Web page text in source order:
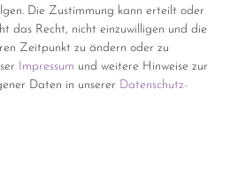
Die Zustimmung kann erteilt oder
das Recht, nicht einzuwilligen und die
Zeitpunkt zu ändern oder zu
Impressum und weitere Hinweise zur
Daten in unserer Daten­schutz­
Schrank? Gerne kaufen wir dieses an.
anfordern.
Artikel unterliegt gem. § 25a
ein Ausweis der
der Rechnung erfolgt nicht.)